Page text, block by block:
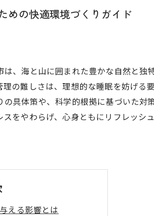
めの快適環境づくりガイド
、海と山に囲まれた豊かな自然と独
の難しさは、理想的な睡眠を妨げる
具体策や、科学的根拠に基づいた対
をやわらげ、心身ともにリフレッシ
える影響とは